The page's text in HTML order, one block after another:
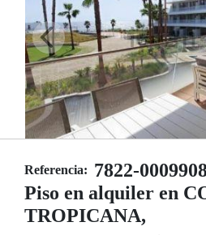
Referencia: 7822-
Piso en alquiler en
TROPICANA,